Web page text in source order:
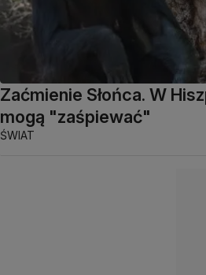
Zaćmienie Słońca. W
mogą "zaśpiewać"
ŚWIAT